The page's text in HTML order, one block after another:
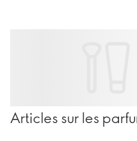
Articles sur les